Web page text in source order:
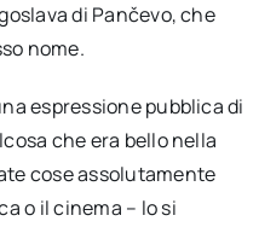
di Pančevo, che
nome.
espressione pubblica di
che era bello nella
cose assolutamente
o il cinema – lo si